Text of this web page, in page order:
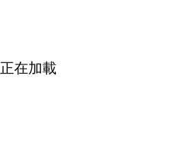
正在加載